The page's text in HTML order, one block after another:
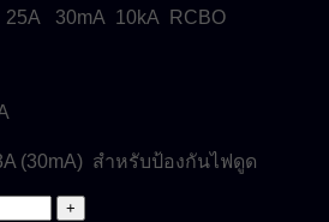
30mA 10kA RCBO
(30mA) สำหรับป้องกันไฟดูด